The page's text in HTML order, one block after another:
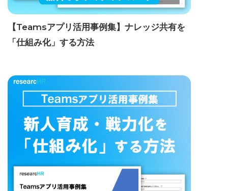
【Teamsアプリ活用事例集】ナレッジ共有を
「仕組み化」する方法